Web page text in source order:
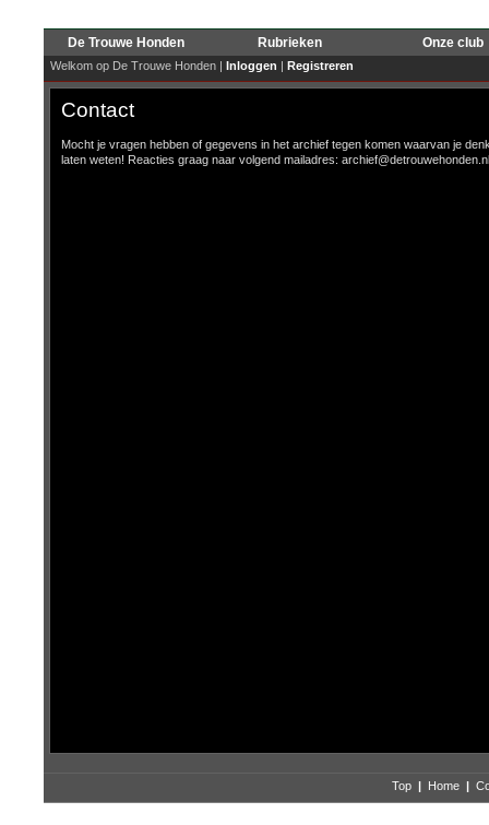
De Trouwe Honden Rubrieken Onze club
Welkom op De Trouwe Honden | Inloggen | Registreren
Contact
Mocht je vragen hebben of gegevens in het archief tegen komen waarvan je
laten weten! Reacties graag naar volgend mailadres: archief@detrouwehonden.nl
Top | Home |